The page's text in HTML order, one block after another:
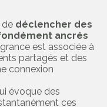
de déclencher des
ancrés
est associée à
partagés et des
connexion
évoque des
ces